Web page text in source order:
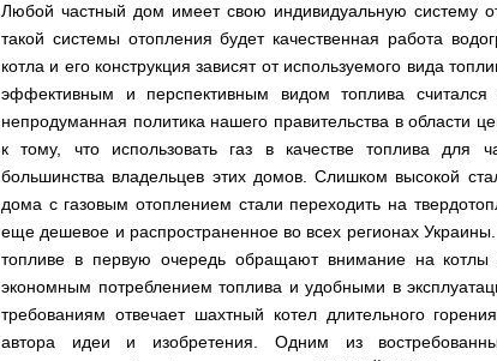
Любой частный дом имеет свою индивидуальную систему
такой системы отопления будет качественная работа
котла и его конструкция зависят от используемого вида
эффективным и перспективным видом топлива
непродуманная политика нашего правительства в области
к тому, что использовать газ в качестве топлива для
большинства владельцев этих домов. Слишком высокой
дома с газовым отоплением стали переходить на
еще дешевое и распространенное во всех регионах
топливе в первую очередь обращают внимание на котлы
экономным потреблением топлива и удобными в
требованиям отвечает шахтный котел длительного
автора идеи и изобретения. Одним из